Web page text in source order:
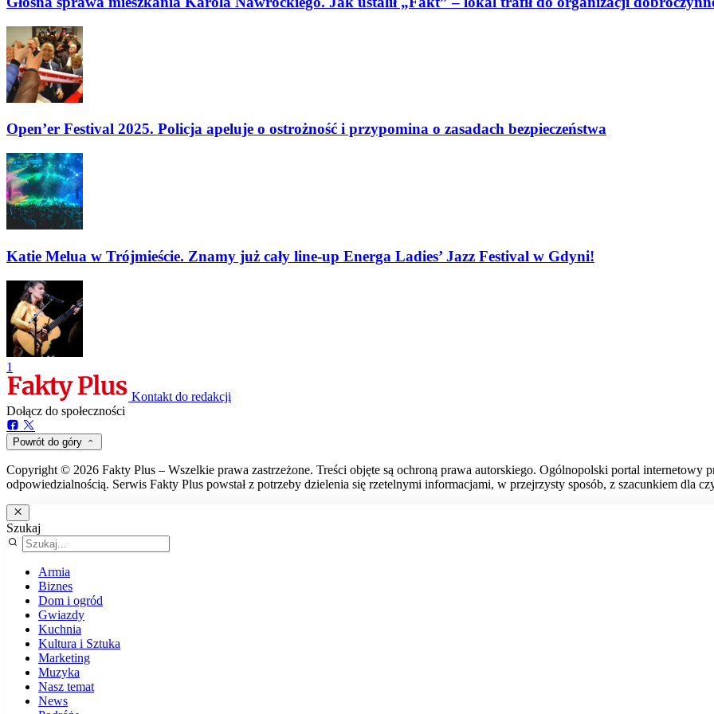
Open’er Festival 2025. Policja apeluje o ostrożność i przypomina o zasadach bezpieczeństwa
Katie Melua w Trójmieście. Znamy już cały line-up Energa Ladies’ Jazz Festival w Gdyni!
1
Kontakt do redakcji
Dołącz do społeczności
Powrót do góry
Copyright © 2026 Fakty Plus – Wszelkie prawa zastrzeżone. Treści objęte są ochroną prawa autorskiego. Ogólnopolski portal internetowy
odpowiedzialnością. Serwis Fakty Plus powstał z potrzeby dzielenia się rzetelnymi informacjami, w przejrzysty sposób, z szacunkiem dla
Szukaj
Armia
Biznes
Dom i ogród
Gwiazdy
Kuchnia
Kultura i Sztuka
Marketing
Muzyka
Nasz temat
News